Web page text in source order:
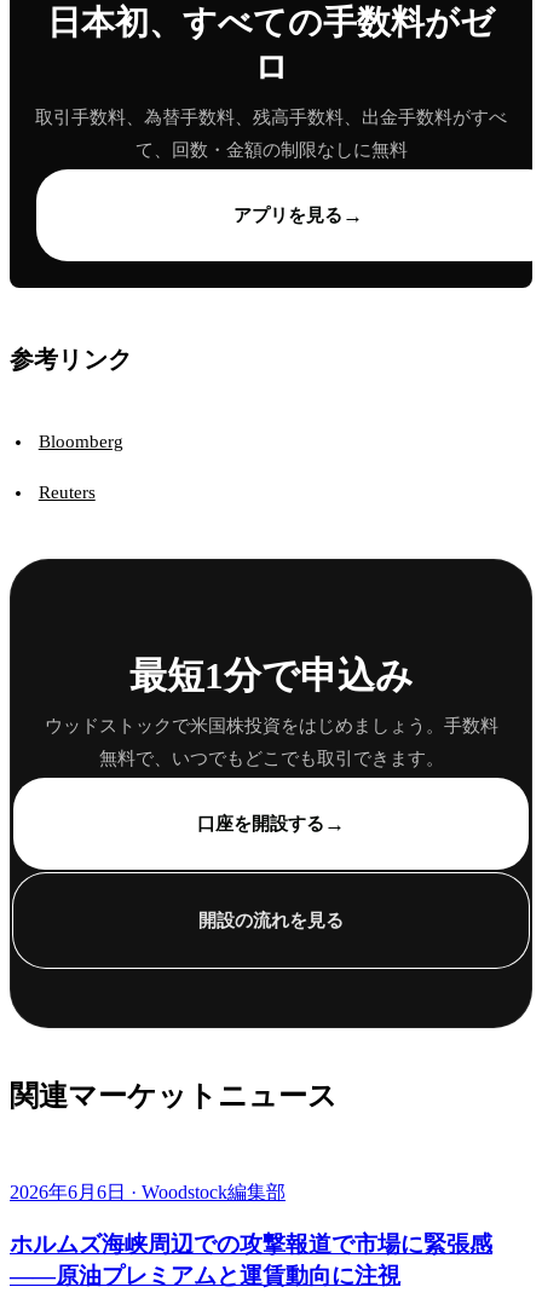
日本初、すべての手数料がゼ
ロ
取引手数料、為替手数料、残高手数料、出金手数料がすべ
て、回数・金額の制限なしに無料
アプリを見る →
参考リンク
Bloomberg
Reuters
最短1分で申込み
ウッドストックで米国株投資をはじめましょう。手数料
無料で、いつでもどこでも取引できます。
口座を開設する →
開設の流れを見る
関連マーケットニュース
2026年6月6日 · Woodstock編集部
ホルムズ海峡周辺での攻撃報道で市場に緊張感
――原油プレミアムと運賃動向に注視